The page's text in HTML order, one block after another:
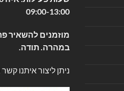
09:00-13:00
מוזמנים להשאיר
במהרה. תודה.
ניתן ליצור איתנו